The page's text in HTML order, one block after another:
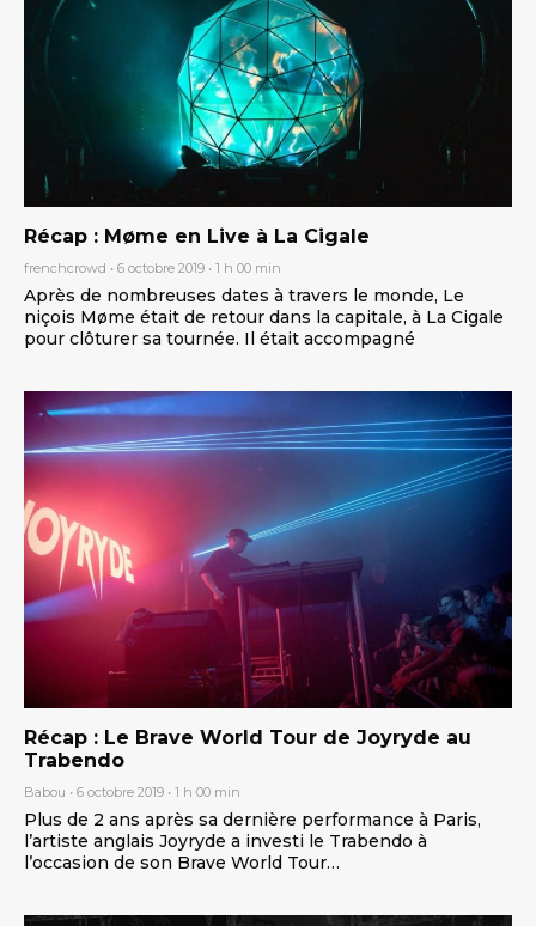
Récap : Møme en Live à La Cigale
frenchcrowd 6 octobre 2019 1 h 00 min
Après de nombreuses dates à travers le monde, Le
niçois Møme était de retour dans la capitale, à La Cigale
pour clôturer sa tournée. Il était accompagné
Récap : Le Brave World Tour de Joyryde au
Trabendo
Babou 6 octobre 2019 1 h 00 min
Plus de 2 ans après sa dernière performance à Paris,
l’artiste anglais Joyryde a investi le Trabendo à
l’occasion de son Brave World Tour…